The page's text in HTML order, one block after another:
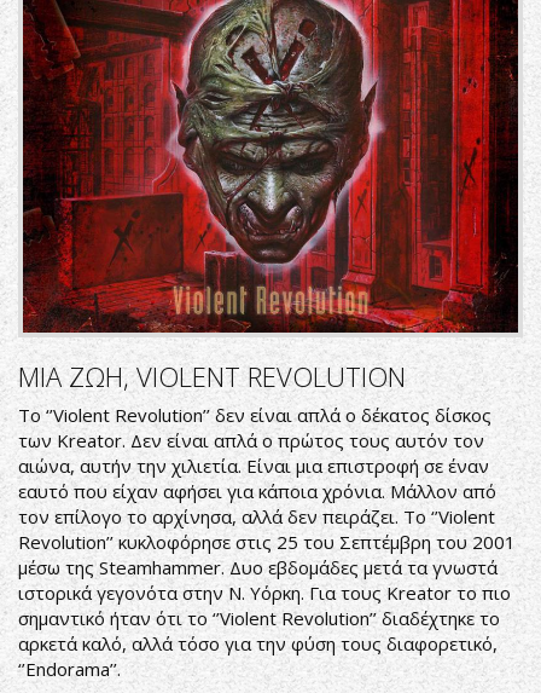
ΜΙΑ ΖΩΗ, VIOLENT REVOLUTION
Το ‘’Violent Revolution’’ δεν είναι απλά ο δέκατος δίσκος
των Kreator. Δεν είναι απλά ο πρώτος τους αυτόν τον
αιώνα, αυτήν την χιλιετία. Είναι μια επιστροφή σε έναν
εαυτό που είχαν αφήσει για κάποια χρόνια. Μάλλον από
τον επίλογο το αρχίνησα, αλλά δεν πειράζει. Το ‘’Violent
Revolution’’ κυκλοφόρησε στις 25 του Σεπτέμβρη του 2001
μέσω της Steamhammer. Δυο εβδομάδες μετά τα γνωστά
ιστορικά γεγονότα στην Ν. Υόρκη. Για τους Kreator το πιο
σημαντικό ήταν ότι το ‘’Violent Revolution’’ διαδέχτηκε το
αρκετά καλό, αλλά τόσο για την φύση τους διαφορετικό,
‘’Endorama’’.